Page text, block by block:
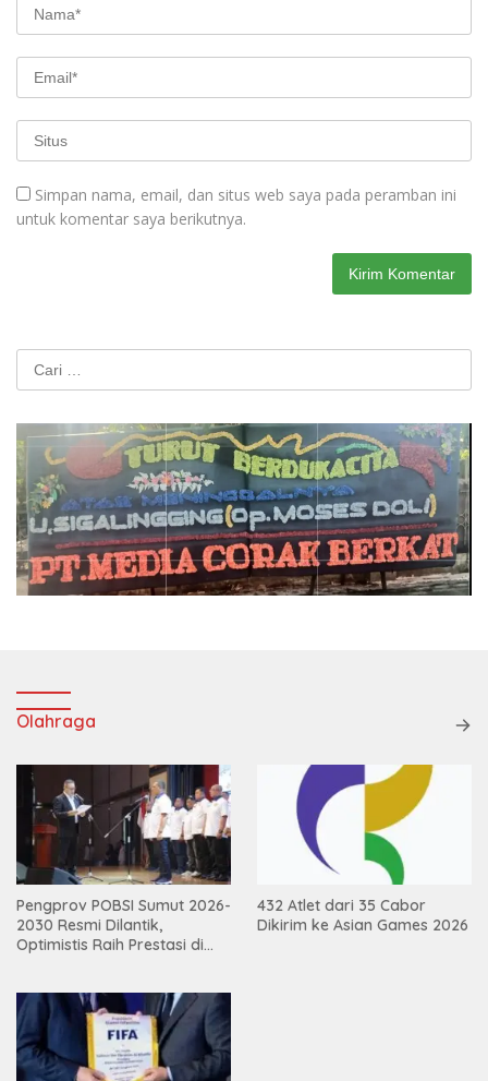
Simpan nama, email, dan situs web saya pada peramban ini
untuk komentar saya berikutnya.
Cari
untuk:
Olahraga
Pengprov POBSI Sumut 2026-
2030 Resmi Dilantik,
Optimistis Raih Prestasi di
432 Atlet dari 35 Cabor
Dikirim ke Asian Games 2026